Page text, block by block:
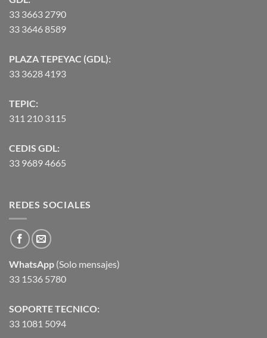
33 3663 2790
33 3646 8589
PLAZA TEPEYAC (GDL):
33 3628 4193
TEPIC:
311 210 3115
CEDIS GDL:
33 9689 4665
REDES SOCIALES
WhatsApp (Solo mensajes)
33 1536 5780
SOPORTE TECNICO:
33 1081 5094